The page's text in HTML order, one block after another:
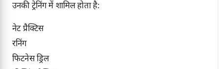
उनकी ट्रेनिंग में शामिल होता है:
नेट प्रैक्टिस
रनिंग
फिटनेस ड्रिल